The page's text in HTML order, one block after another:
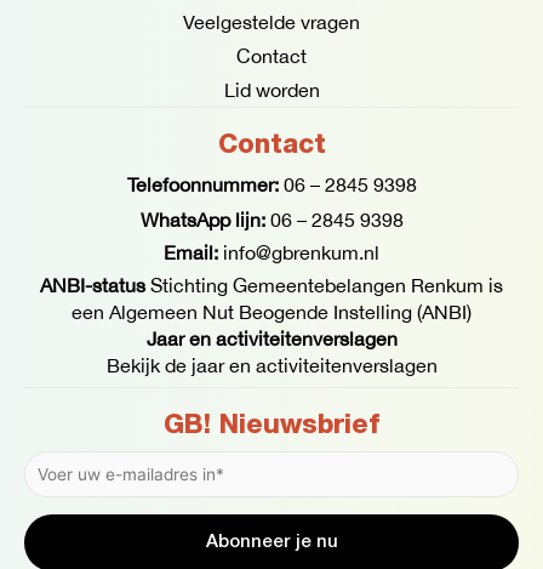
Veelgestelde vragen
Contact
Lid worden
Contact
Telefoonnummer: 06 – 2845 9398
WhatsApp lijn: 06 – 2845 9398
Email: info@gbrenkum.nl
ANBI-statusStichting Gemeentebelangen Renkum is
een Algemeen Nut Beogende Instelling (ANBI)
Jaar en activiteitenverslagen
Bekijk de jaar en activiteitenverslagen
GB! Nieuwsbrief